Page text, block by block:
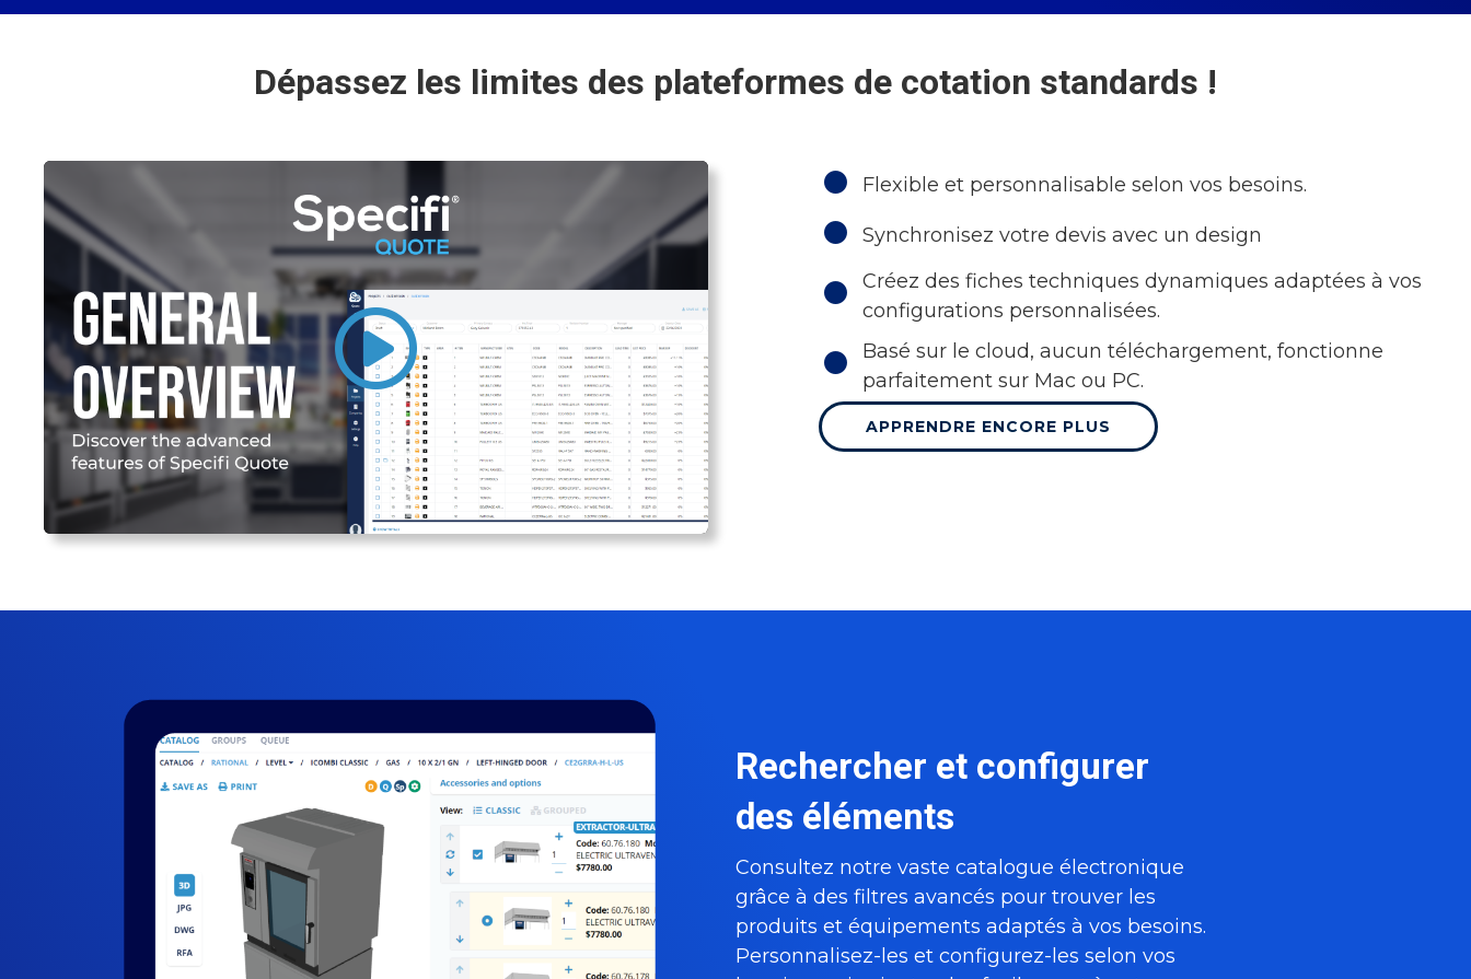
Dépassez les limites des plateformes de cotation standards !
Flexible et personnalisable selon vos besoins.
Synchronisez votre devis avec un design
Créez des fiches techniques dynamiques adaptées à vos
configurations personnalisées.
Basé sur le cloud, aucun téléchargement, fonctionne
parfaitement sur Mac ou PC.
APPRENDRE ENCORE PLUS
Rechercher et configurer
des éléments
Consultez notre vaste catalogue électronique
grâce à des filtres avancés pour trouver les
produits et équipements adaptés à vos besoins.
Personnalisez-les et configurez-les selon vos